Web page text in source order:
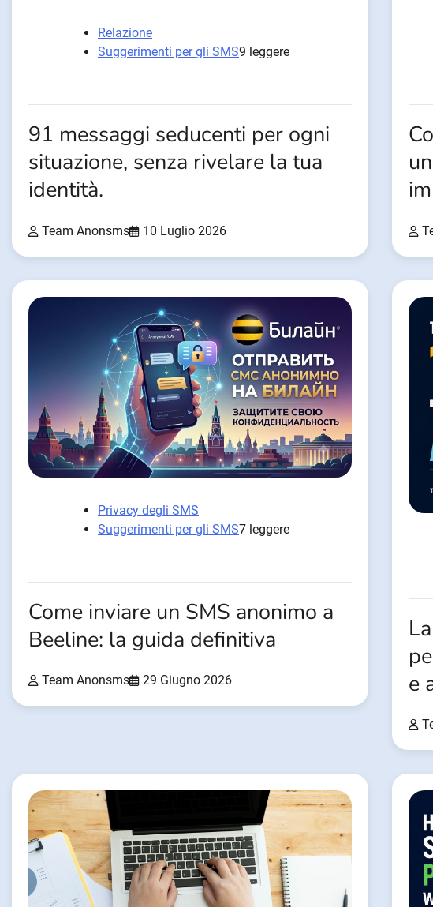
Relazione
Suggerimenti per gli SMS9 leggere
91 messaggi seducenti per ogni
situazione, senza rivelare la tua
identità.
Team Anonsms 10 Luglio 2026
Privacy degli SMS
Suggerimenti per gli SMS7 leggere
Come inviare un SMS anonimo a
Beeline: la guida definitiva
Team Anonsms 29 Giugno 2026
e